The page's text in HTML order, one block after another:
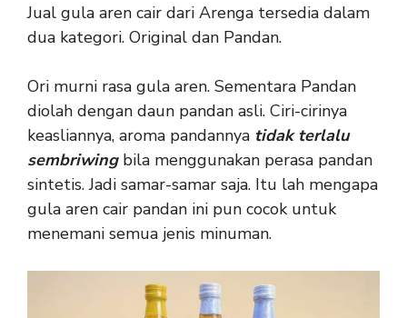
Jual gula aren cair dari Arenga tersedia dalam
dua kategori. Original dan Pandan.
Ori murni rasa gula aren. Sementara Pandan
diolah dengan daun pandan asli. Ciri-cirinya
keasliannya, aroma pandannya tidak terlalu
sembriwingbila menggunakan perasa pandan
sintetis. Jadi samar-samar saja. Itu lah mengapa
gula aren cair pandan ini pun cocok untuk
menemani semua jenis minuman.